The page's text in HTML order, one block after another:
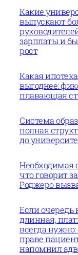
Какие
выпускают
зарплаты и
рост
Какая
выгоднее:
плавающая
Система
полная
до
Необходимая
что говорит
Роджеро
Если
длинная,
всегда
праве
напомнил